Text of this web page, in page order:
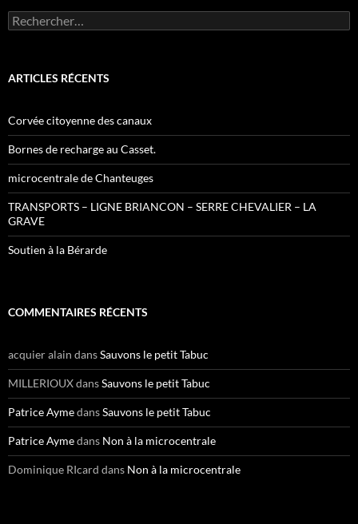
Rechercher :
ARTICLES RÉCENTS
Corvée citoyenne des canaux
Bornes de recharge au Casset.
microcentrale de Chanteuges
TRANSPORTS – LIGNE BRIANCON – SERRE CHEVALIER – LA
GRAVE
Soutien à la Bérarde
COMMENTAIRES RÉCENTS
acquier alain dansSauvons le petit Tabuc
MILLERIOUXdansSauvons le petit Tabuc
Patrice AymedansSauvons le petit Tabuc
Patrice Aymedans Non à la microcentrale
Dominique RIcard dans Non à la microcentrale